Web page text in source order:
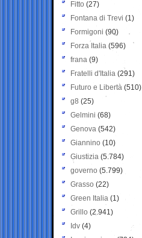
Fitto (27)
Fontana di Trevi (1)
Formigoni (90)
Forza Italia (596)
frana (9)
Fratelli d'Italia (291)
Futuro e Libertà (510)
g8 (25)
Gelmini (68)
Genova (542)
Giannino (10)
Giustizia (5.784)
governo (5.799)
Grasso (22)
Green Italia (1)
Grillo (2.941)
Idv (4)